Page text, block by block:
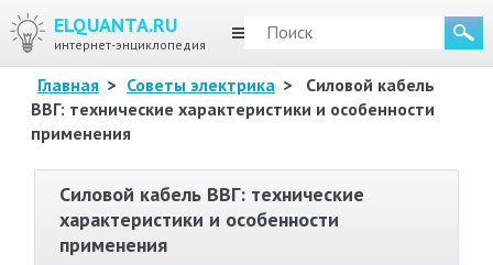
ELQUANTA.RU
интернет-энциклопедия
МЕНЮ
Главная > Советы электрика >
Силовой кабель
ВВГ: технические характеристики и особенности
применения
Силовой кабель ВВГ: технические
характеристики и особенности
применения